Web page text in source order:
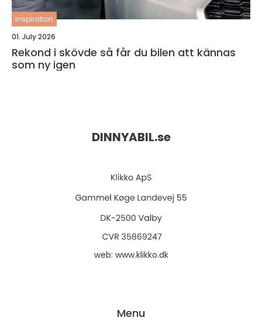
inspiration
01. July 2026
Rekond i skövde så får du bilen att kännas
som ny igen
DINNYABIL.se
web: www.klikko.dk
Menu